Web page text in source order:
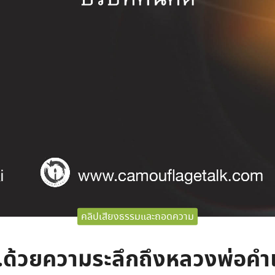
คลิปเสียงธรรมและถอดความ
วยความระลึกถึงหลวงพ่อคำ